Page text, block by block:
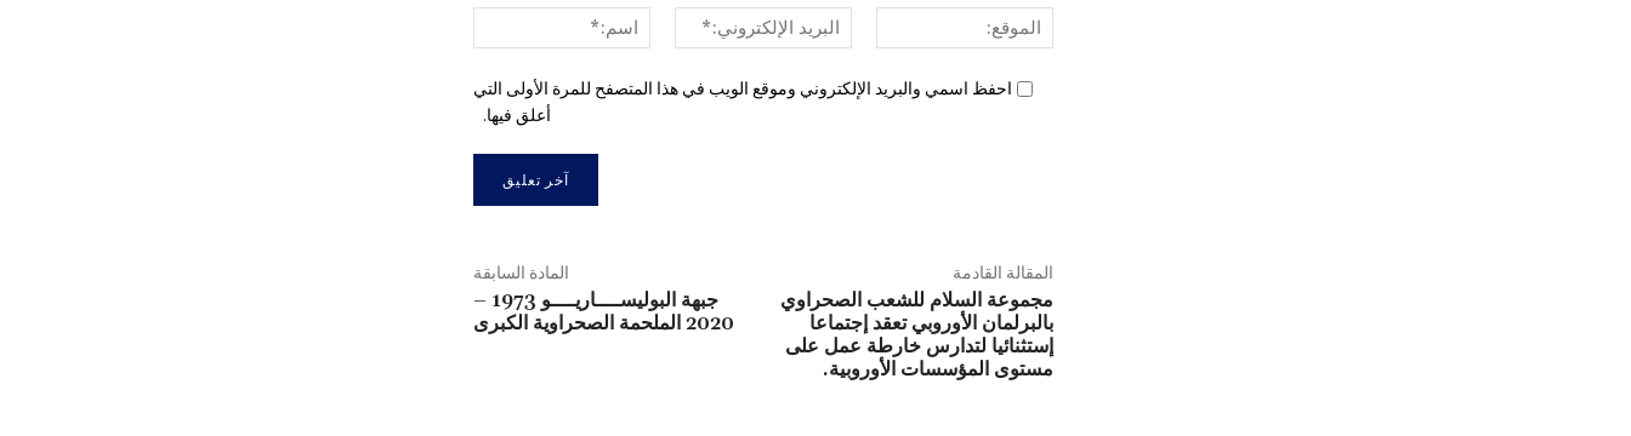
الإلكتروني:*
الموقع:
احفظ اسمي والبريد الإلكتروني وموقع الويب في هذا المتصفح للمرة الأولى التي
أعلق فيها.
المادة السابقة
جبهة البوليســــاريــــو 1973 –
2020 الملحمة الصحراوية الكبرى
المقالة القادمة
مجموعة السلام للشعب الصحراوي
بالبرلمان الأوروبي تعقد إجتماعا
إستثنائيا لتدارس خارطة عمل على
مستوى المؤسسات الأوروبية.